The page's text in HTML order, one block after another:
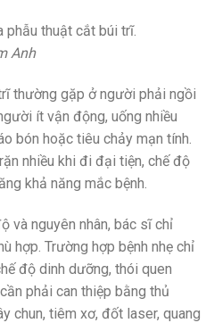
phẫu thuật cắt búi trĩ.
Anh
thường gặp ở người phải ngồi
ít vận động, uống nhiều
bón hoặc tiêu chảy mạn tính.
nhiều khi đi đại tiện, chế độ
khả năng mắc bệnh.
và nguyên nhân, bác sĩ chỉ
hợp. Trường hợp bệnh nhẹ chỉ
độ dinh dưỡng, thói quen
phải can thiệp bằng thủ
chun, tiêm xơ, đốt laser, quang